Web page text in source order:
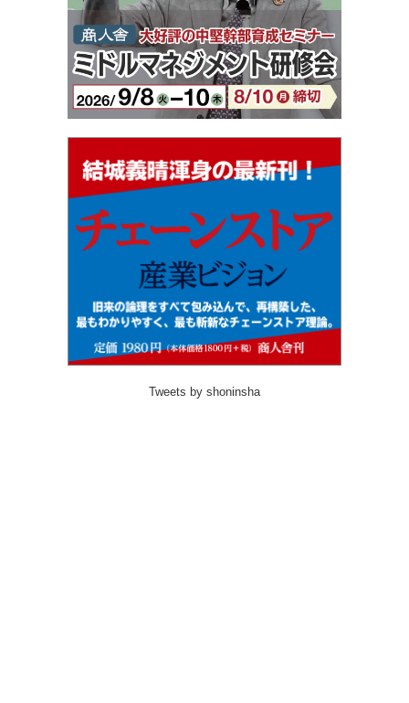
Tweets by shoninsha